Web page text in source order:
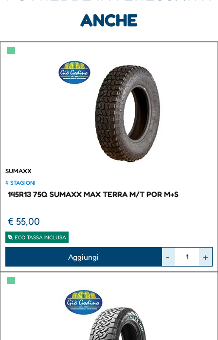
ANCHE
▀
SUMAXX
4 STAGIONI
145R13 75Q SUMAXX MAX TERRA M/T POR M+S
€ 55,00
ECO TASSA INCLUSA
Aggiungi
▀